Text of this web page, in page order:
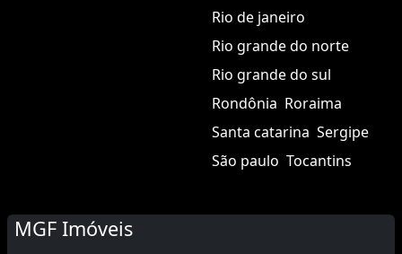
Rio de janeiro
Rio grande do norte
Rio grande do sul
Rondônia Roraima
Santa catarina Sergipe
São paulo Tocantins
MGF Imóveis